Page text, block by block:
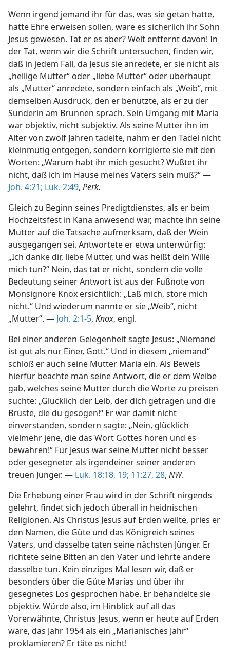
Wenn irgend jemand ihr für das, was sie getan hatte,
hätte Ehre erweisen sollen, wäre es sicherlich ihr Sohn
Jesus gewesen. Tat er es aber? Weit entfernt davon! In
der Tat, wenn wir die Schrift untersuchen, finden wir,
daß in jedem Fall, da Jesus sie anredete, er sie nicht als
„heilige Mutter“ oder „liebe Mutter“ oder überhaupt
als „Mutter“ anredete, sondern einfach als „Weib“, mit
demselben Ausdruck, den er benutzte, als er zu der
Sünderin am Brunnen sprach. Sein Umgang mit Maria
war objektiv, nicht subjektiv. Als seine Mutter ihn im
Alter von zwölf Jahren tadelte, nahm er den Tadel nicht
kleinmütig entgegen, sondern korrigierte sie mit den
Worten: „Warum habt ihr mich gesucht? Wußtet ihr
nicht, daß ich im Hause meines Vaters sein muß?“ —
Joh. 4:21; Luk. 2:49, Perk.
Gleich zu Beginn seines Predigtdienstes, als er beim
Hochzeitsfest in Kana anwesend war, machte ihn seine
Mutter auf die Tatsache aufmerksam, daß der Wein
ausgegangen sei. Antwortete er etwa unterwürfig:
„Ich danke dir, liebe Mutter, und was heißt dein Wille
mich tun?“ Nein, das tat er nicht, sondern die volle
Bedeutung seiner Antwort ist aus der Fußnote von
Monsignore Knox ersichtlich: „Laß mich, störe mich
nicht.“ Und wiederum nannte er sie „Weib“, nicht
„Mutter“. — Joh. 2:1-5, Knox, engl.
Bei einer anderen Gelegenheit sagte Jesus: „Niemand
ist gut als nur Einer, Gott.“ Und in diesem „niemand“
schloß er auch seine Mutter Maria ein. Als Beweis
hierfür beachte man seine Antwort, die er dem Weibe
gab, welches seine Mutter durch die Worte zu preisen
suchte: „Glücklich der Leib, der dich getragen und die
Brüste, die du gesogen!“ Er war damit nicht
einverstanden, sondern sagte: „Nein, glücklich
vielmehr jene, die das Wort Gottes hören und es
bewahren!“ Für Jesus war seine Mutter nicht besser
oder gesegneter als irgendeiner seiner anderen
treuen Jünger. — Luk. 18:18, 19; 11:27, 28, NW.
Die Erhebung einer Frau wird in der Schrift nirgends
gelehrt, findet sich jedoch überall in heidnischen
Religionen. Als Christus Jesus auf Erden weilte, pries er
den Namen, die Güte und das Königreich seines
Vaters, und dasselbe taten seine nächsten Jünger. Er
richtete seine Bitten an den Vater und lehrte andere
dasselbe tun. Kein einziges Mal lesen wir, daß er
besonders über die Güte Marias und über ihr
gesegnetes Los gesprochen habe. Er behandelte sie
objektiv. Würde also, im Hinblick auf all das
Vorerwähnte, Christus Jesus, wenn er heute auf Erden
wäre, das Jahr 1954 als ein „Marianisches Jahr“
proklamieren? Er täte es nicht!